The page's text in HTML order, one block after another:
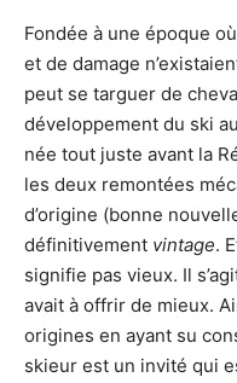
Fondée à une époque
et de damage
peut se targuer de
développement du ski
née tout juste avant la
les deux remontées
d’origine (bonne
définitivement vintage.
signifie pas vieux. Il
avait à offrir de mieux.
origines en ayant su
skieur est un invité qui